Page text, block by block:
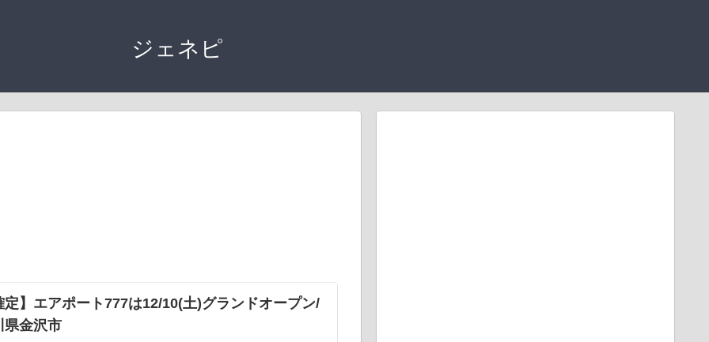
ジェネピ
定】エアポート777は12/10(土)グランドオープン/
県金沢市